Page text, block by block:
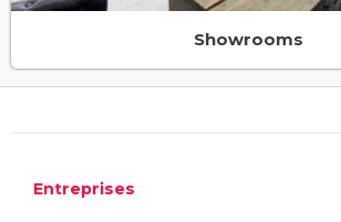
Showrooms
Entreprises